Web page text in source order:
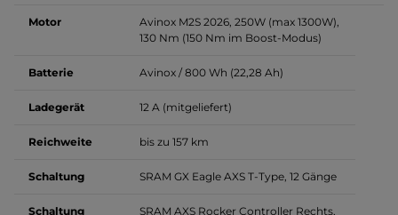
Motor
Avinox M2S 2026, 250W (max 1300W),
130 Nm (150 Nm im Boost-Modus)
Batterie Avinox / 800 Wh (22,28 Ah)
Ladegerät 12 A (mitgeliefert)
Reichweite bis zu 157 km
Schaltung SRAM GX Eagle AXS T-Type, 12 Gänge
Schaltung
SRAM AXS Rocker Controller Rechts,